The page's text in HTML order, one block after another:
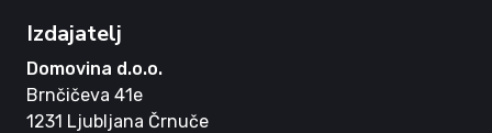
Izdajatelj
Domovina d.o.o.
Brnčičeva 41e
1231 Ljubljana Črnuče